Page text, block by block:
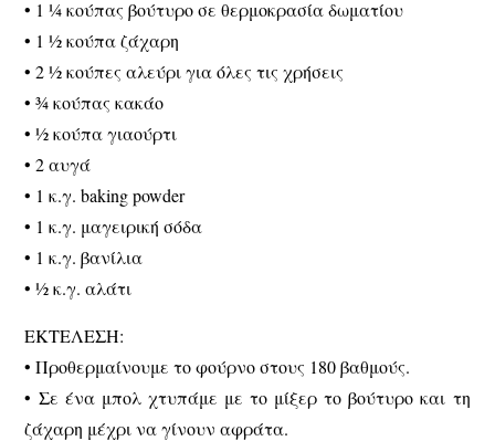
• 1 ¼ κούπας βούτυρο σε θερμοκρασία δωματίου
• 1 ½ κούπα ζάχαρη
• 2 ½ κούπες αλεύρι για όλες τις χρήσεις
• ¾ κούπας κακάο
• ½ κούπα γιαούρτι
• 2 αυγά
• 1 κ.γ. baking powder
• 1 κ.γ. μαγειρική σόδα
• 1 κ.γ. βανίλια
• ½ κ.γ. αλάτι
ΕΚΤΕΛΕΣΗ:
• Προθερμαίνουμε το φούρνο στους 180 βαθμούς.
• Σε ένα μπολ χτυπάμε με το μίξερ το βούτυρο και τη
ζάχαρη μέχρι να γίνουν αφράτα.